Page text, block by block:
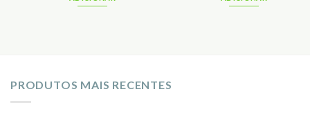
PRODUTOS MAIS RECENTES